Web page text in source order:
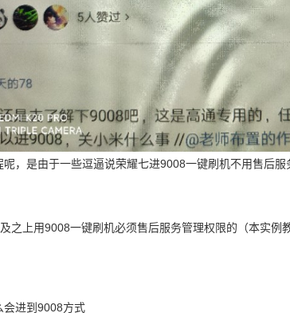
呢，是由于一些逗逼说荣耀七进9008一键刷机不用售后
之上用9008一键刷机必须售后服务管理权限的（本实例
会进到9008方式